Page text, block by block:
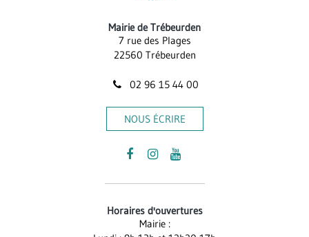
Mairie de Trébeurden
7 rue des Plages
22560 Trébeurden
02 96 15 44 00
NOUS ÉCRIRE
Lien
compte
Facebook
Lien
compte
Instagram
Lien
chaîne
Youtube
Horaires d'ouvertures
Mairie :